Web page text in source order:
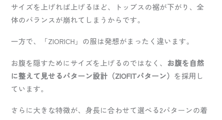
サイズを上げれば上げるほど、トップスの裾が下がり、全
体のバランスが崩れてしまうからです。
一方で、「ZIORICH」の服は発想がまったく違います。
お腹を隠すためにサイズを上げるのではなく、 お腹を自然
に整えて見せるパターン設計（ZIOFITパターン） を採用し
ています。
さらに大きな特徴が、身長に合わせて選べる2パターンの着